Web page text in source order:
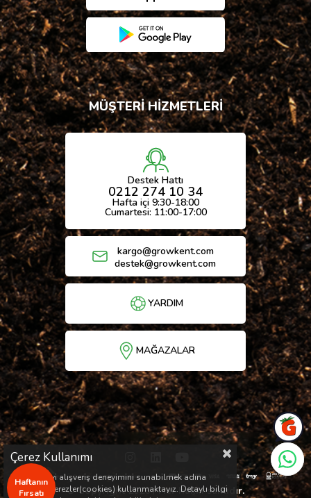
MÜŞTERİ HİZMETLERİ
Destek Hattı
0212 274 10 34
Hafta içi 9:30-18:00
Cumartesi: 11:00-17:00
kargo@growkent.com
destek@growkent.com
YARDIM
MAĞAZALAR
Haftanın
Fırsatı
© Copyright 2026 / Her hakkı saklıdır.
Çerez Kullanımı
Sizlere en iyi alışveriş deneyimini sunabilmek adına
sitemizde çerezler(cookies) kullanmaktayız. Detaylı bilgi